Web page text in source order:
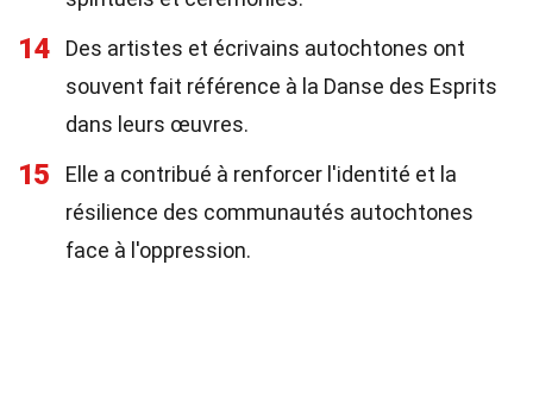
14
Des artistes et écrivains autochtones ont
souvent fait référence à la Danse des Esprits
dans leurs œuvres.
15
Elle a contribué à renforcer l'identité et la
résilience des communautés autochtones
face à l'oppression.